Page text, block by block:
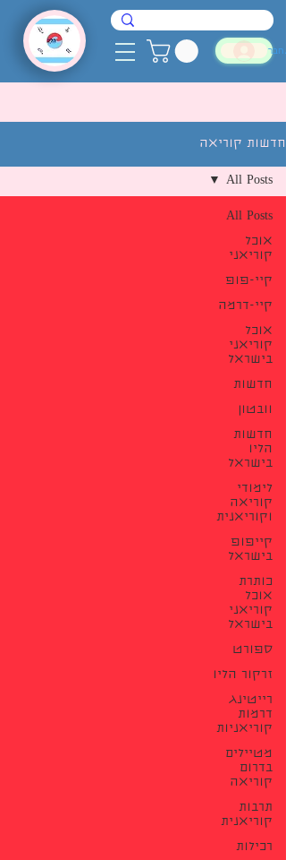
חדשות קוריאה
All Posts
אוכל
קוריאני
קיי-פופ
קיי-דרמה
אוכל
קוריאני
בישראל
חדשות
וובטון
חדשות
הליו
בישראל
לימודי
קוריאה
וקוריאנית
קייפופ
בישראל
כותרת
אוכל
קוריאני
בישראל
ספורט
זרקור הליו
רייטינג
דרמות
קוריאניות
מטיילים
בדרום
קוריאה
תרבות
קוריאנית
רכילות
All Posts